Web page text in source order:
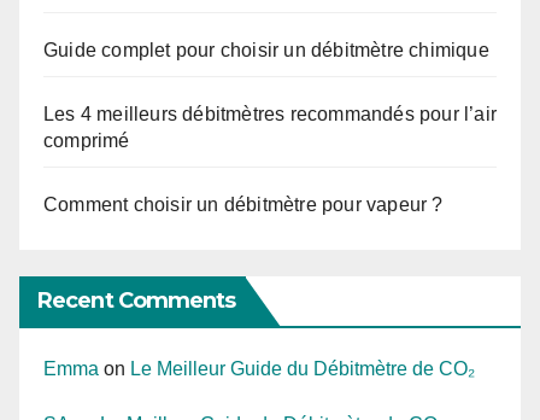
Guide complet pour choisir un débitmètre chimique
Les 4 meilleurs débitmètres recommandés pour l’air
comprimé
Comment choisir un débitmètre pour vapeur ?
Recent Comments
Emma on Le Meilleur Guide du Débitmètre de CO₂